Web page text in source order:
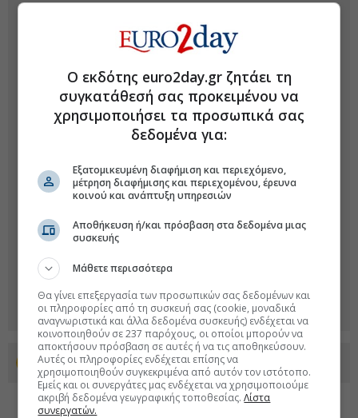
Προσθέστε το euro2day.gr στο Discover
Ο εκδότης euro2day.gr ζητάει τη
συγκατάθεσή σας προκειμένου να
χρησιμοποιήσει τα προσωπικά σας
δεδομένα για:
Εξατομικευμένη διαφήμιση και περιεχόμενο,
μέτρηση διαφήμισης και περιεχομένου, έρευνα
κοινού και ανάπτυξη υπηρεσιών
Αποθήκευση ή/και πρόσβαση στα δεδομένα μιας
συσκευής
Μάθετε περισσότερα
Θα γίνει επεξεργασία των προσωπικών σας δεδομένων και
οι πληροφορίες από τη συσκευή σας (cookie, μοναδικά
αναγνωριστικά και άλλα δεδομένα συσκευής) ενδέχεται να
κοινοποιηθούν σε 237 παρόχους, οι οποίοι μπορούν να
αποκτήσουν πρόσβαση σε αυτές ή να τις αποθηκεύσουν.
Αυτές οι πληροφορίες ενδέχεται επίσης να
χρησιμοποιηθούν συγκεκριμένα από αυτόν τον ιστότοπο.
Εμείς και οι συνεργάτες μας ενδέχεται να χρησιμοποιούμε
ακριβή δεδομένα γεωγραφικής τοποθεσίας.Λίστα
συνεργατών.